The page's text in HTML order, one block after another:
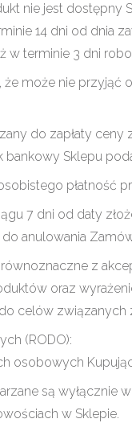
nie jest dostępny
14 dni od dnia
w terminie 3 dni
że może nie przyjąć
do zapłaty
bankowy Sklepu
płatność
7 dni od daty
anulowania
równoznaczne z
oraz
celów związanych
(RODO):
osobowych
są wyłącznie
w Sklepie.